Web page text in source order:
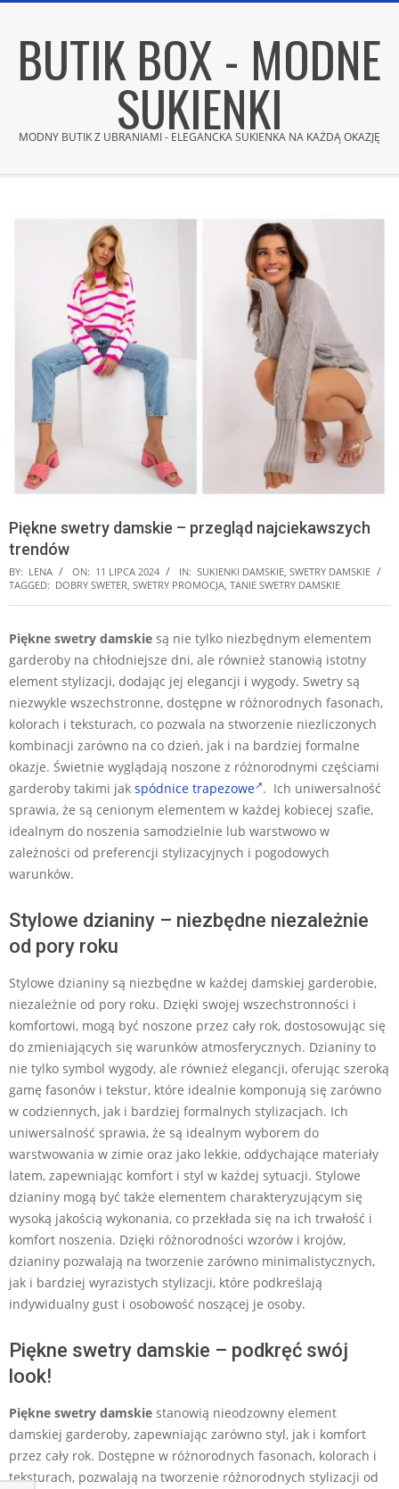
contentBUTIK BOX - MODNE
SUKIENKI
MODNY BUTIK Z UBRANIAMI - ELEGANCKA SUKIENKA NA KAŻDĄ OKAZJĘ
Piękne swetry damskie – przegląd najciekawszych
trendów
BY: LENA ON: 11 LIPCA 2024 IN: SUKIENKI DAMSKIE, SWETRY DAMSKIE
TAGGED: DOBRY SWETER, SWETRY PROMOCJA, TANIE SWETRY DAMSKIE
Piękne swetry damskie są nie tylko niezbędnym elementem
garderoby na chłodniejsze dni, ale również stanowią istotny
element stylizacji, dodając jej elegancji i wygody. Swetry są
niezwykle wszechstronne, dostępne w różnorodnych fasonach,
kolorach i teksturach, co pozwala na stworzenie niezliczonych
kombinacji zarówno na co dzień, jak i na bardziej formalne
okazje. Świetnie wyglądają noszone z różnorodnymi częściami
garderoby takimi jak spódnice trapezowe . Ich uniwersalność
sprawia, że są cenionym elementem w każdej kobiecej szafie,
idealnym do noszenia samodzielnie lub warstwowo w
zależności od preferencji stylizacyjnych i pogodowych
warunków.
Stylowe dzianiny – niezbędne niezależnie
od pory roku
Stylowe dzianiny są niezbędne w każdej damskiej garderobie,
niezależnie od pory roku. Dzięki swojej wszechstronności i
komfortowi, mogą być noszone przez cały rok, dostosowując się
do zmieniających się warunków atmosferycznych. Dzianiny to
nie tylko symbol wygody, ale również elegancji, oferując szeroką
gamę fasonów i tekstur, które idealnie komponują się zarówno
w codziennych, jak i bardziej formalnych stylizacjach. Ich
uniwersalność sprawia, że są idealnym wyborem do
warstwowania w zimie oraz jako lekkie, oddychające materiały
latem, zapewniając komfort i styl w każdej sytuacji. Stylowe
dzianiny mogą być także elementem charakteryzującym się
wysoką jakością wykonania, co przekłada się na ich trwałość i
komfort noszenia. Dzięki różnorodności wzorów i krojów,
dzianiny pozwalają na tworzenie zarówno minimalistycznych,
jak i bardziej wyrazistych stylizacji, które podkreślają
indywidualny gust i osobowość noszącej je osoby.
Piękne swetry damskie – podkręć swój
look!
Piękne swetry damskie stanowią nieodzowny element
damskiej garderoby, zapewniając zarówno styl, jak i komfort
przez cały rok. Dostępne w różnorodnych fasonach, kolorach i
teksturach, pozwalają na tworzenie różnorodnych stylizacji od